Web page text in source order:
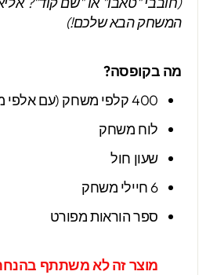
המשחק הבא שלכם!)
מה בקופסה?
400 קלפי משחק (עם אלפי מונחים!)
לוח משחק
שעון חול
6 חיילי משחק
ספר הוראות מפורט
מוצר זה לא משתתף